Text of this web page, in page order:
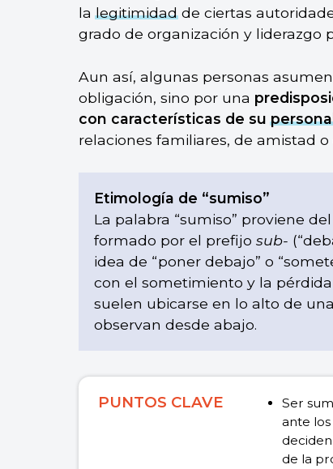
lalegitimidadde ciertas
grado de organización y liderazgo
Aun así, algunas personas
obligación, sino por una
con características de su
relaciones familiares, de amistad o
Etimología de “sumiso”
La palabra “sumiso” proviene
formado por el prefijosub-
idea de “poner debajo” o
con el sometimiento y la
suelen ubicarse en lo alto de
observan desde abajo.
PUNTOS CLAVE
Ser
ante
de la